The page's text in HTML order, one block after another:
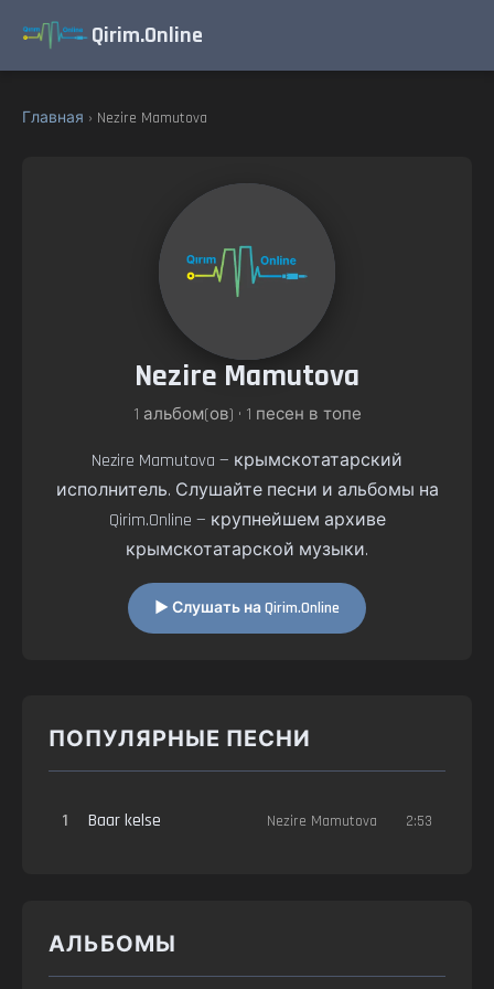
Qirim.Online
Главная › Nezire Mamutova
Nezire Mamutova
1 альбом(ов) • 1 песен в топе
Nezire Mamutova — крымскотатарский
исполнитель. Слушайте песни и альбомы на
Qirim.Online — крупнейшем архиве
крымскотатарской музыки.
▶ Слушать на Qirim.Online
ПОПУЛЯРНЫЕ ПЕСНИ
1 Baar kelse Nezire Mamutova 2:53
АЛЬБОМЫ